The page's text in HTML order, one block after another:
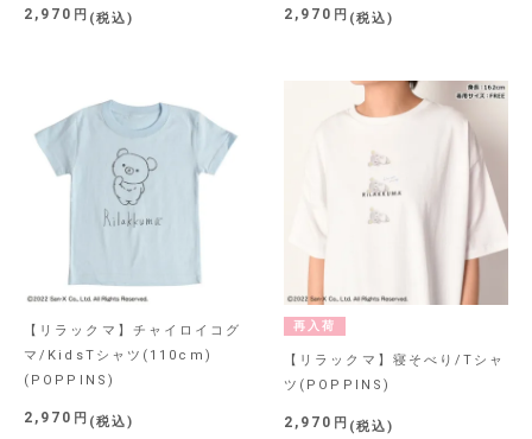
2,970 税込 2,970 税込
【リラックマ】チャイロイコグ
マ/KidsTシャツ(110cm)
(POPPINS)
2,970 税込
再入荷
【リラックマ】寝そべり/Tシャ
ツ(POPPINS)
2,970 税込